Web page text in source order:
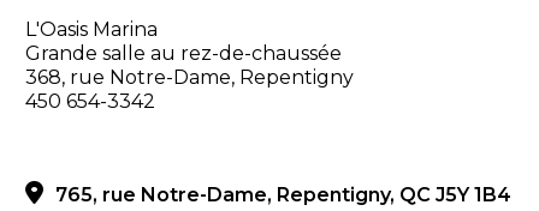
L'Oasis Marina
Grande salle au rez-de-chaussée
368, rue Notre-Dame, Repentigny
450 654-3342
765, rue Notre-Dame, Repentigny, QC J5Y 1B4